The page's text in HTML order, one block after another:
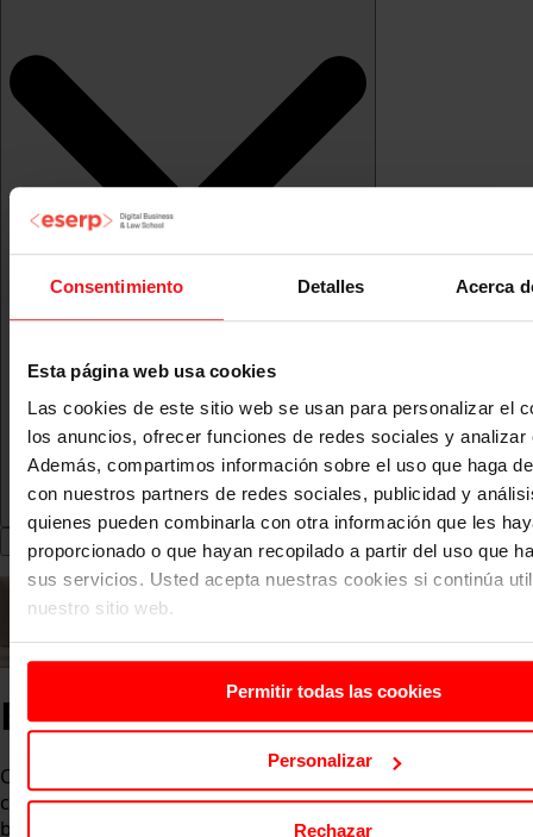
Consentimiento Detalles Acerca
Esta página web usa cookies
Las cookies de este sitio web se usan para personalizar el
los anuncios, ofrecer funciones de redes sociales y analizar
Además, compartimos información sobre el uso que haga
con nuestros partners de redes sociales, publicidad y
quienes pueden combinarla con otra información que les
proporcionado o que hayan recopilado a partir del uso que
sus servicios. Usted acepta nuestras cookies si continúa
nuestro sitio web.
Permitir todas las cookies
Personalizar
Rechazar
Beneficios eserp
Como resultado de distintos acuerdos y colaboraciones
con empresas, eserp ofrece a sus alumnos ventajas,
beneficios, ofertas y descuentos de los que se podrán